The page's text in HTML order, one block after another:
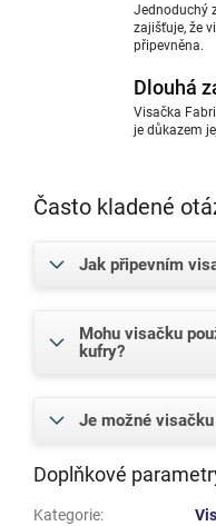
Jednoduchý
zajišťuje, že
připevněna.
Dlouhá
Visačka
je důkazem
Často kladené
Jak připevním
Mohu visačku
kufry?
Je možné
Doplňkové
Kategorie: